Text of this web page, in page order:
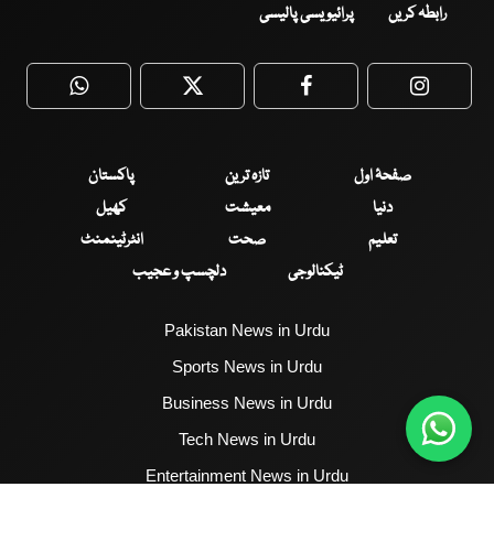
رابطہ کریں پرائیویسی پالیسی
WhatsApp Twitter Facebook
صفحۂ اول تازہ ترین
پاکستان
دنیا
معیشت
کھیل
تعلیم
صحت
انٹرٹینمنٹ
ٹیکنالوجی
دلچسپ و عجیب
Pakistan News in Urdu
Sports News in Urdu
Business News in Urdu
Tech News in Urdu
Entertainment News in Urdu